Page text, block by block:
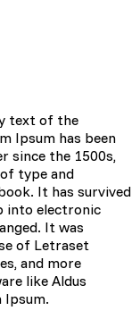
text of the
Ipsum has been
since the 1500s,
type and
It has survived
into electronic
It was
of Letraset
and more
like Aldus
Ipsum.